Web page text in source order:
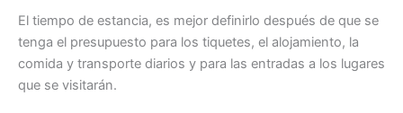
El tiempo de estancia, es mejor definirlo después de que se
tenga el presupuesto para los tiquetes, el alojamiento, la
comida y transporte diarios y para las entradas a los lugares
que se visitarán.